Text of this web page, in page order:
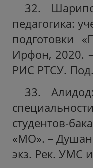
32.
педагогика:
подготовки
Ирфон, 2020.
РИС РТСУ.
33.
студентов-
«МО». –
экз. Рек. УМС